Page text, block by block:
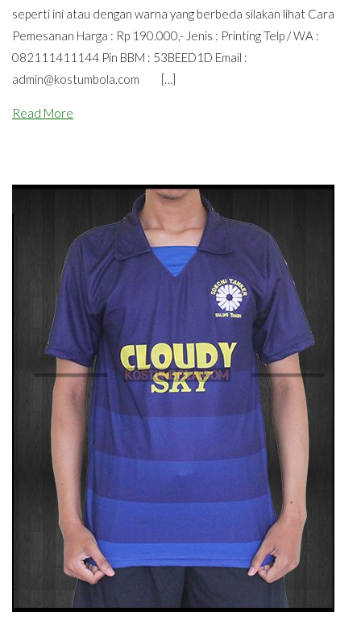
seperti ini atau dengan warna yang berbeda silakan lihat Cara
Pemesanan Harga : Rp 190.000,- Jenis : Printing Telp / WA :
082111411144 Pin BBM : 53BEED1D Email :
admin@kostumbola.com […]
Read More